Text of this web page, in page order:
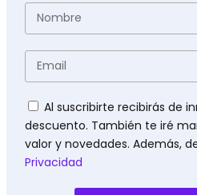
Nombre
Email
Políticas
Al suscribirte recibirás de
descuento. También te iré
valor y novedades. Además,
Privacidad